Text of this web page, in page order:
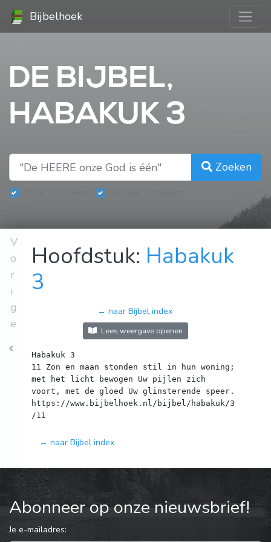
Bijbelhoek
DE BIJBEL,
HABAKUK 3
Zoeken
V
o
r
i
g
e
Hoofdstuk: Habakuk
3
← naar Bijbel index
Lees weergave openen
Habakuk 3
11 Zon en maan stonden stil in hun woning;
met het licht bewogen Uw pijlen zich
voort, met de gloed Uw glinsterende speer.
https://www.bijbelhoek.nl/bijbel/habakuk/3
← naar Bijbel index
Abonneer op onze nieuwsbrief!
Je e-mailadres: